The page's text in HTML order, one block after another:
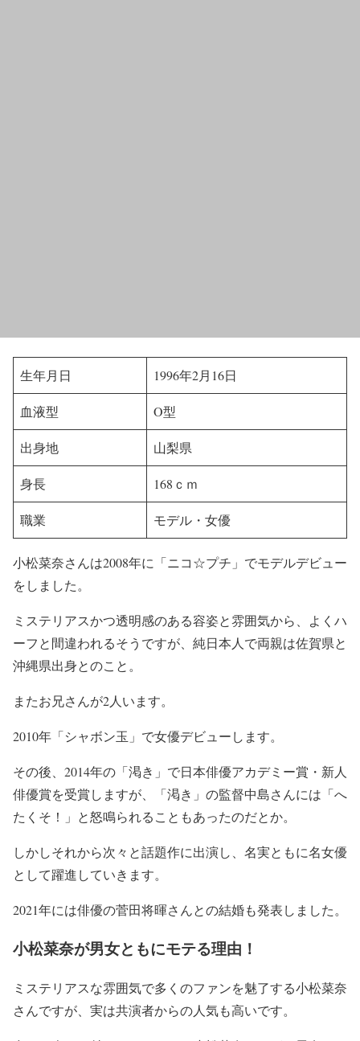
生年月日 1996年2月16日
血液型 O型
出身地 山梨県
身長 168ｃｍ
職業 モデル・女優
小松菜奈さんは2008年に「ニコ☆プチ 」でモデルデビュー
をしました。
ミステリアスかつ透明感のある容姿と雰囲気から、よくハ
ーフと間違われるそうですが、純日本人で両親は佐賀県と
沖縄県出身とのこと。
またお兄さんが2人います。
2010年「シャボン玉」で女優デビューします。
その後、 2014年の「渇き」で日本俳優アカデミー賞・新人
俳優賞を受賞しますが、「渇き」の監督中島さんには「へ
たくそ！」と怒鳴られることもあったのだとか。
しかしそれから次々と話題作に出演し、名実ともに名女優
として躍進していきます。
2021年には俳優の菅田将暉さんとの結婚も発表しました。
小松菜奈が男女ともにモテる理由！
ミステリアスな雰囲気で多くのファンを魅了する小松菜奈
さんですが、実は共演者からの人気も高いです。